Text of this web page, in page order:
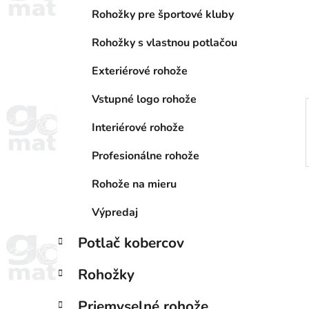
Rohožky pre športové kluby
Rohožky s vlastnou potlačou
Exteriérové rohože
Vstupné logo rohože
Interiérové rohože
Profesionálne rohože
Rohože na mieru
Výpredaj
Potlač kobercov
Rohožky